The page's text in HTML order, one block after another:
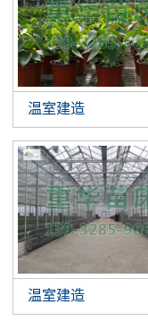
温室建造
温室建造